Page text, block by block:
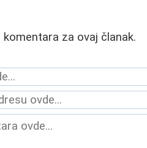
za ovaj članak.